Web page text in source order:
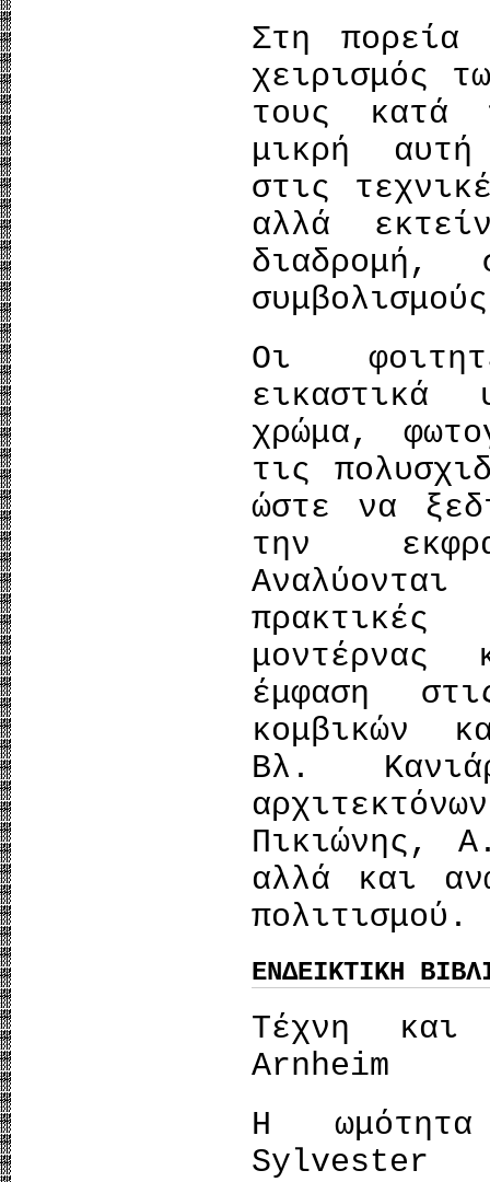
Στη πορεία
χειρισμός
τους κατά
μικρή
στις
αλλά
διαδρομή,
Οι
εικαστικά
χρώμα,
τις
ώστε να
την
μοντέρνας
έμφαση
κομβικών
Βλ.
Πικιώνης,
αλλά και
πολιτισμού.
ΕΝΔΕΙΚΤΙΚΗ
Τέχνη και
Arnheim
Η
Sylvester